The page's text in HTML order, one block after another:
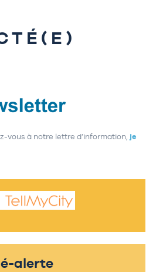
vous à notre lettre d’information, je
alerte